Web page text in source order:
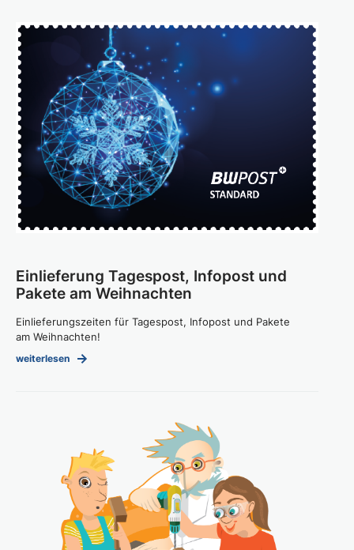
Einlieferung Tagespost, Infopost und
Pakete am Weihnachten
Einlieferungszeiten für Tagespost, Infopost und Pakete
am Weihnachten!
weiterlesen